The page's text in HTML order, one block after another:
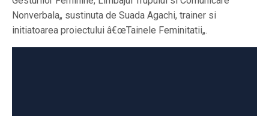
Nonverbala„ sustinuta de Suada Agachi, trainer si
initiatoarea proiectului â€œTainele Feminitatii„.